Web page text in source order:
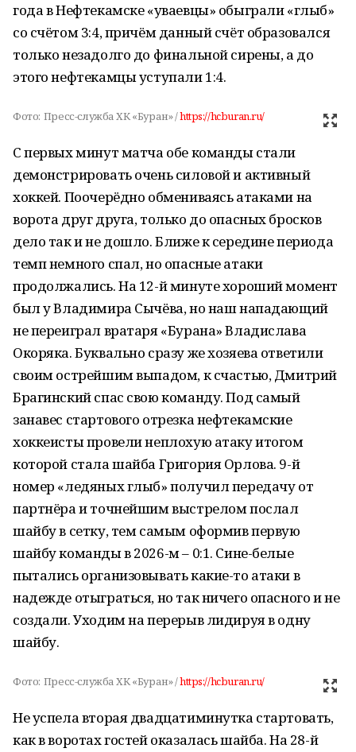
года в Нефтекамске «уваевцы» обыграли «глыб»
со счётом 3:4, причём данный счёт образовался
только незадолго до финальной сирены, а до
этого нефтекамцы уступали 1:4.
Фото: Пресс-служба ХК «Буран» /https://hcburan.ru/
С первых минут матча обе команды стали
демонстрировать очень силовой и активный
хоккей. Поочерёдно обмениваясь атаками на
ворота друг друга, только до опасных бросков
дело так и не дошло. Ближе к середине периода
темп немного спал, но опасные атаки
продолжались. На 12-й минуте хороший момент
был у Владимира Сычёва, но наш нападающий
не переиграл вратаря «Бурана» Владислава
Окоряка. Буквально сразу же хозяева ответили
своим острейшим выпадом, к счастью, Дмитрий
Брагинский спас свою команду. Под самый
занавес стартового отрезка нефтекамские
хоккеисты провели неплохую атаку итогом
которой стала шайба Григория Орлова. 9-й
номер «ледяных глыб» получил передачу от
партнёра и точнейшим выстрелом послал
шайбу в сетку, тем самым оформив первую
шайбу команды в 2026-м – 0:1. Сине-белые
пытались организовывать какие-то атаки в
надежде отыграться, но так ничего опасного и не
создали. Уходим на перерыв лидируя в одну
шайбу.
Фото: Пресс-служба ХК «Буран» /https://hcburan.ru/
Не успела вторая двадцатиминутка стартовать,
как в воротах гостей оказалась шайба. На 28-й